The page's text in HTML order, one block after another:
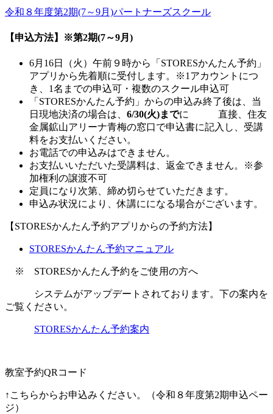
令和８年度第2期(7～9月)パートナーズスクール
【申込方法】※第2期(7～9月)
6月16日（火）午前９時から「STORESかんたん予約」
アプリから先着順に受付します。※1アカウントにつ
き、1名までの申込可・複数のスクール申込可
「STORESかんたん予約」からの申込み終了後は、当
日現地決済の場合は、 6/30(火)までに 直接、住友
金属鉱山アリーナ青梅の窓口で申込書に記入し、受講
料をお支払いください。
お電話での申込みはできません。
お支払いいただいた受講料は、返金できません。※参
加権利の譲渡不可
定員になり次第、締め切らせていただきます。
申込み状況により、休講にになる場合がございます。
【STORESかんたん予約アプリからの予約方法】
STORESかんたん予約マニュアル
※ STORESかんたん予約をご使用の方へ
システムがアップデートされております。下の案内を
ご覧ください。
STORESかんたん予約案内
教室予約QRコード
↑こちらからお申込みください。（令和８年度第2期申込ペー
ジ）